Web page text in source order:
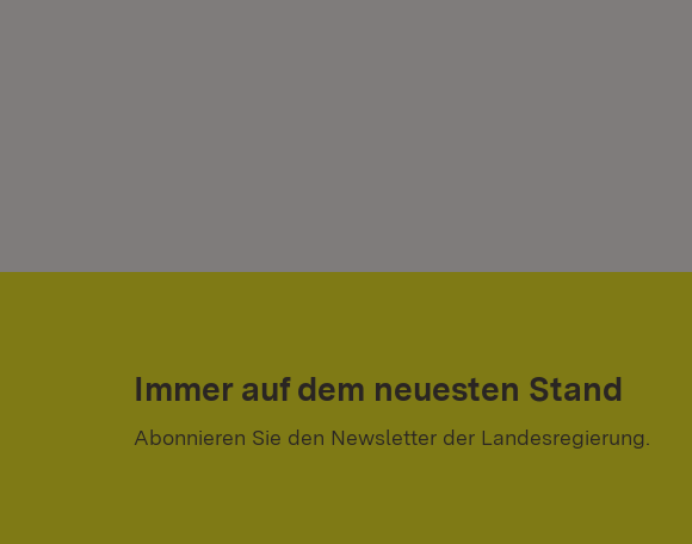
Immer auf dem neuesten Stand
Abonnieren Sie den Newsletter der Landesregierung.